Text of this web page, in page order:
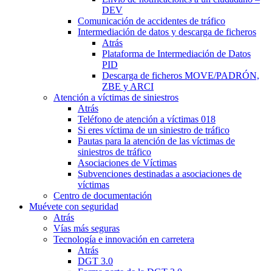
DEV
Comunicación de accidentes de tráfico
Intermediación de datos y descarga de ficheros
Atrás
Plataforma de Intermediación de Datos
PID
Descarga de ficheros MOVE/PADRÓN,
ZBE y ARCI
Atención a víctimas de siniestros
Atrás
Teléfono de atención a víctimas 018
Si eres víctima de un siniestro de tráfico
Pautas para la atención de las víctimas de
siniestros de tráfico
Asociaciones de Víctimas
Subvenciones destinadas a asociaciones de
víctimas
Centro de documentación
Muévete con seguridad
Atrás
Vías más seguras
Tecnología e innovación en carretera
Atrás
DGT 3.0